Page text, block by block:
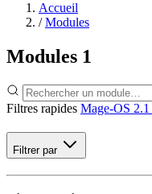
Accueil
/ Modules
Modules 1
Filtres rapides Mage-OS 2.1
Filtrer par